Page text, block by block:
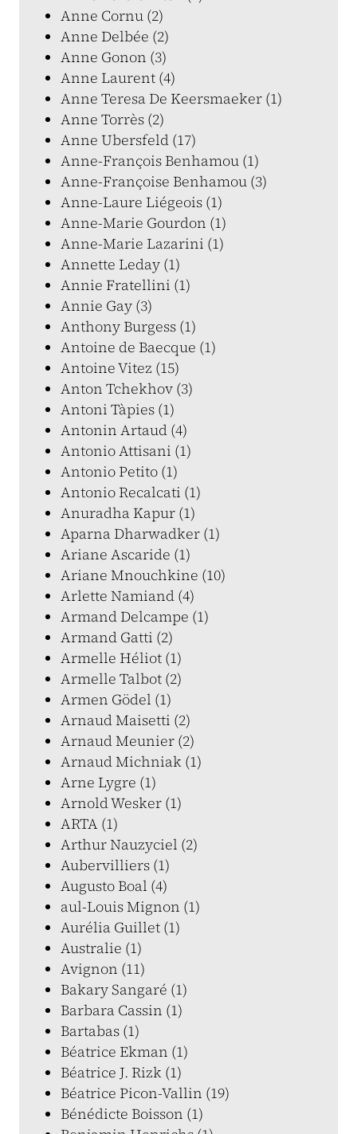
Anne Cornu (2)
Anne Delbée (2)
Anne Gonon (3)
Anne Laurent (4)
Anne Teresa De Keersmaeker (1)
Anne Torrès (2)
Anne Ubersfeld (17)
Anne-François Benhamou (1)
Anne-Françoise Benhamou (3)
Anne-Laure Liégeois (1)
Anne-Marie Gourdon (1)
Anne-Marie Lazarini (1)
Annette Leday (1)
Annie Fratellini (1)
Annie Gay (3)
Anthony Burgess (1)
Antoine de Baecque (1)
Antoine Vitez (15)
Anton Tchekhov (3)
Antoni Tàpies (1)
Antonin Artaud (4)
Antonio Attisani (1)
Antonio Petito (1)
Antonio Recalcati (1)
Anuradha Kapur (1)
Aparna Dharwadker (1)
Ariane Ascaride (1)
Ariane Mnouchkine (10)
Arlette Namiand (4)
Armand Delcampe (1)
Armand Gatti (2)
Armelle Héliot (1)
Armelle Talbot (2)
Armen Gödel (1)
Arnaud Maisetti (2)
Arnaud Meunier (2)
Arnaud Michniak (1)
Arne Lygre (1)
Arnold Wesker (1)
ARTA (1)
Arthur Nauzyciel (2)
Aubervilliers (1)
Augusto Boal (4)
aul-Louis Mignon (1)
Aurélia Guillet (1)
Australie (1)
Avignon (11)
Bakary Sangaré (1)
Barbara Cassin (1)
Bartabas (1)
Béatrice Ekman (1)
Béatrice J. Rizk (1)
Béatrice Picon-Vallin (19)
Bénédicte Boisson (1)